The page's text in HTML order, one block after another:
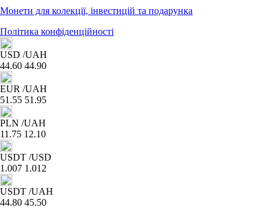
Монети для колекції, інвестицій та подарунка
Політика конфіденційності
USD /UAH
44.60 44.90
EUR /UAH
51.55 51.95
PLN /UAH
11.75 12.10
USDT /USD
1.007 1.012
USDT /UAH
44.80 45.50